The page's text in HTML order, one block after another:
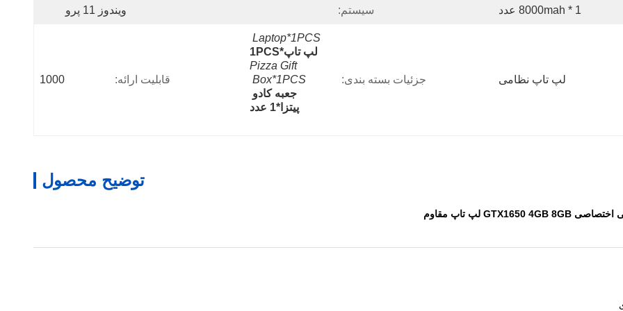
8000mah * 1 عدد سیستم: ویندوز 11 پرو
لپ تاپ نظامی جزئیات بسته بندی:
Laptop*1PCS
لپ تاپ*1PCS
Pizza Gift
Box*1PCS
پیتزا*1 عدد
قابلیت ارائه: 1000
توضیح محصول